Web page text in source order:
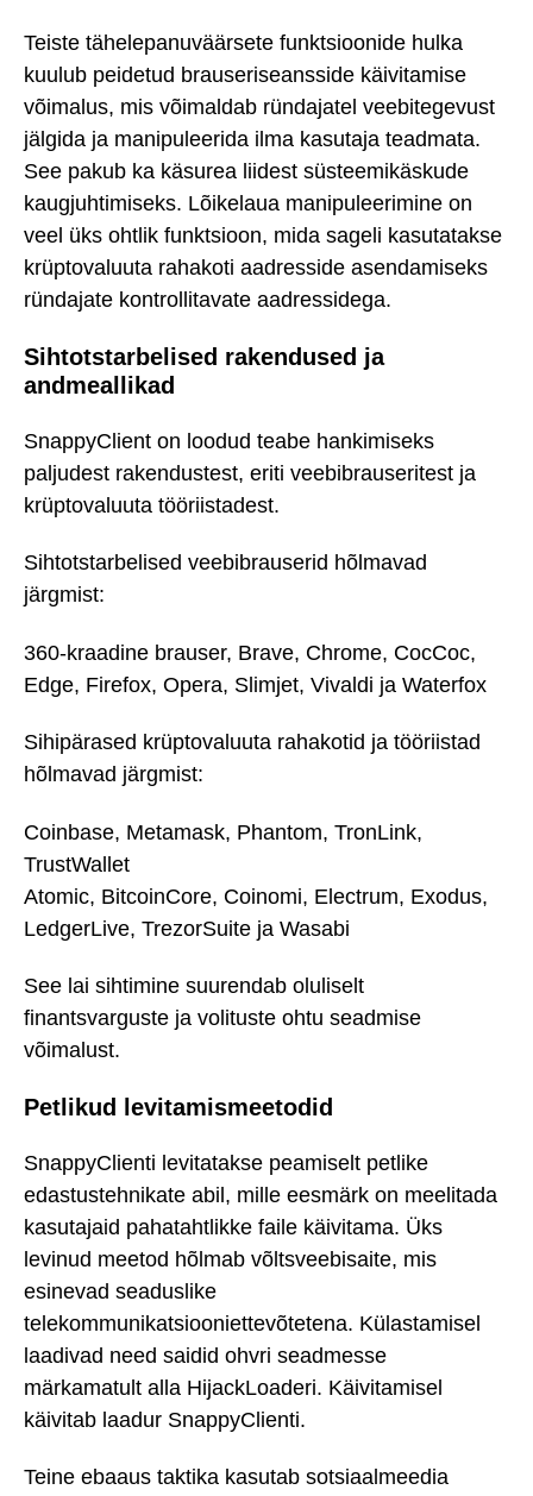
Teiste tähelepanuväärsete funktsioonide hulka
kuulub peidetud brauseriseansside käivitamise
võimalus, mis võimaldab ründajatel veebitegevust
jälgida ja manipuleerida ilma kasutaja teadmata.
See pakub ka käsurea liidest süsteemikäskude
kaugjuhtimiseks. Lõikelaua manipuleerimine on
veel üks ohtlik funktsioon, mida sageli kasutatakse
krüptovaluuta rahakoti aadresside asendamiseks
ründajate kontrollitavate aadressidega.
Sihtotstarbelised rakendused ja
andmeallikad
SnappyClient on loodud teabe hankimiseks
paljudest rakendustest, eriti veebibrauseritest ja
krüptovaluuta tööriistadest.
Sihtotstarbelised veebibrauserid hõlmavad
järgmist:
360-kraadine brauser, Brave, Chrome, CocCoc,
Edge, Firefox, Opera, Slimjet, Vivaldi ja Waterfox
Sihipärased krüptovaluuta rahakotid ja tööriistad
hõlmavad järgmist:
Coinbase, Metamask, Phantom, TronLink,
TrustWallet
Atomic, BitcoinCore, Coinomi, Electrum, Exodus,
LedgerLive, TrezorSuite ja Wasabi
See lai sihtimine suurendab oluliselt
finantsvarguste ja volituste ohtu seadmise
võimalust.
Petlikud levitamismeetodid
SnappyClienti levitatakse peamiselt petlike
edastustehnikate abil, mille eesmärk on meelitada
kasutajaid pahatahtlikke faile käivitama. Üks
levinud meetod hõlmab võltsveebisaite, mis
esinevad seaduslike
telekommunikatsiooniettevõtetena. Külastamisel
laadivad need saidid ohvri seadmesse
märkamatult alla HijackLoaderi. Käivitamisel
käivitab laadur SnappyClienti.
Teine ebaaus taktika kasutab sotsiaalmeedia